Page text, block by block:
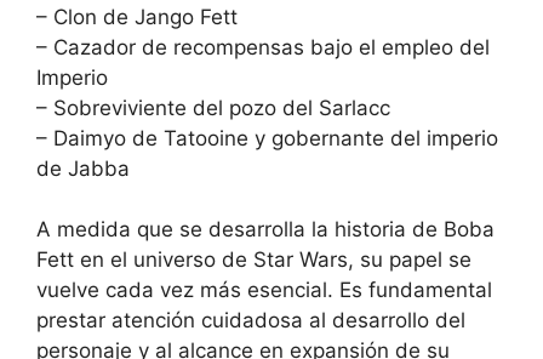
– Clon de Jango Fett
– Cazador de recompensas bajo el empleo del
Imperio
– Sobreviviente del pozo del Sarlacc
– Daimyo de Tatooine y gobernante del imperio
de Jabba
A medida que se desarrolla la historia de Boba
Fett en el universo de Star Wars, su papel se
vuelve cada vez más esencial. Es fundamental
prestar atención cuidadosa al desarrollo del
personaje y al alcance en expansión de su